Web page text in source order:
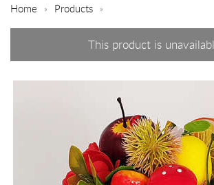
Home Products
This product is